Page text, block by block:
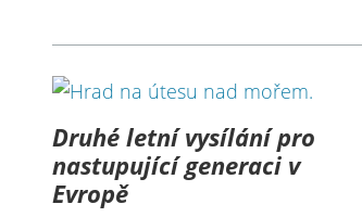
Druhé letní vysílání pro
nastupující generaci v
Evropě